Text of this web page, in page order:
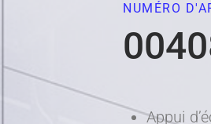
NUMÉRO
Appui